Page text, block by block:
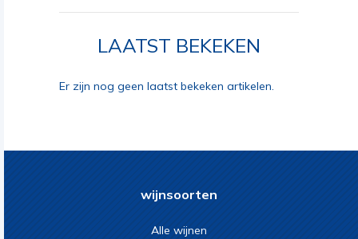
LAATST BEKEKEN
Er zijn nog geen laatst bekeken artikelen.
wijnsoorten
Alle wijnen